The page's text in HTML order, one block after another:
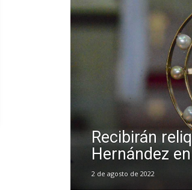
Recibirán
Hernández
2 de agosto de 2022